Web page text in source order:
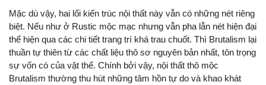
Mặc dù vậy, hai lối kiến trúc nội thất này vẫn có những nét riêng
biệt. Nếu như ở Rustic mộc mạc nhưng vẫn pha lẫn nét hiện đại
thể hiện qua các chi tiết trang trí khá trau chuốt. Thì Brutalism lại
thuần tự thiên từ các chất liệu thô sơ nguyên bản nhất, tôn trọng
sự vốn có của vật thể. Chính bởi vậy, nội thất thô mộc
Brutalism thường thu hút những tâm hồn tự do và khao khát